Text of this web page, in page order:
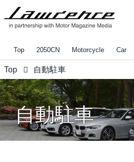
Top 2050CN Motorcycle Car
Top 自動駐車
自動駐車